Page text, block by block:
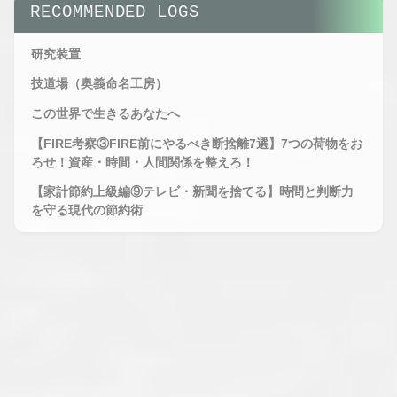
RADAR
RECOMMENDED LOGS
研究装置
技道場（奥義命名工房）
この世界で生きるあなたへ
【FIRE考察③FIRE前にやるべき断捨離7選】7つの荷物をお
ろせ！資産・時間・人間関係を整えろ！
【家計節約上級編⑨テレビ・新聞を捨てる】時間と判断力
を守る現代の節約術
RADAR -
EXPANDED
VIEW
STATUS :
OBSERVING